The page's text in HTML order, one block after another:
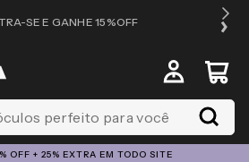
SE E GANHE 15%OFF
para você
OFF + 25% EXTRA EM TODO SITE